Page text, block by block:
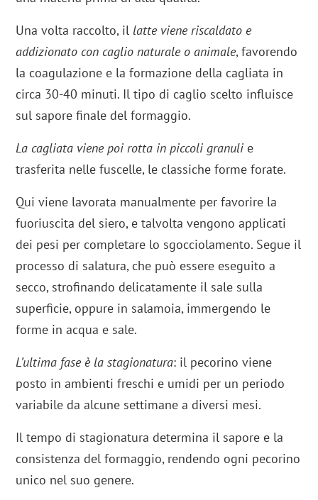
Una volta raccolto, il latte viene riscaldato e
addizionato con caglio naturale o animale, favorendo
la coagulazione e la formazione della cagliata in
circa 30-40 minuti. Il tipo di caglio scelto influisce
sul sapore finale del formaggio.
La cagliata viene poi rotta in piccoli granuli e
trasferita nelle fuscelle, le classiche forme forate.
Qui viene lavorata manualmente per favorire la
fuoriuscita del siero, e talvolta vengono applicati
dei pesi per completare lo sgocciolamento. Segue il
processo di salatura, che può essere eseguito a
secco, strofinando delicatamente il sale sulla
superficie, oppure in salamoia, immergendo le
forme in acqua e sale.
L’ultima fase è la stagionatura: il pecorino viene
posto in ambienti freschi e umidi per un periodo
variabile da alcune settimane a diversi mesi.
Il tempo di stagionatura determina il sapore e la
consistenza del formaggio, rendendo ogni pecorino
unico nel suo genere.